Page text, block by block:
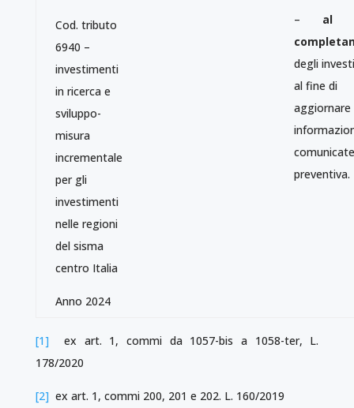
Cod. tributo
6940 –
investimenti
in ricerca e
sviluppo-
misura
incrementale
per gli
investimenti
nelle regioni
del sisma
centro Italia
Anno 2024
– al
degli
al fine di
aggiornare
preventiva.
[1] ex art. 1, commi da 1057-bis a 1058-ter, L.
178/2020
[2] ex art. 1, commi 200, 201 e 202. L. 160/2019